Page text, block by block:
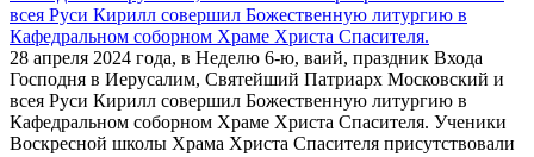
всея Руси Кирилл совершил Божественную литургию в
Кафедральном соборном Храме Христа Спасителя.
28 апреля 2024 года, в Неделю 6-ю, ваий, праздник Входа
Господня в Иерусалим, Святейший Патриарх Московский и
всея Руси Кирилл совершил Божественную литургию в
Кафедральном соборном Храме Христа Спасителя. Ученики
Воскресной школы Храма Христа Спасителя присутствовали